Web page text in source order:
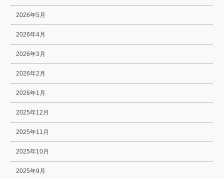
2026年5月
2026年4月
2026年3月
2026年2月
2026年1月
2025年12月
2025年11月
2025年10月
2025年9月